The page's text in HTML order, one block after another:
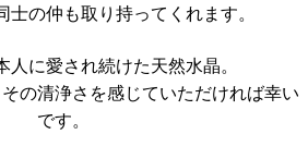
士の仲も取り持ってくれます。
人に愛され続けた天然水晶。
の清浄さを感じていただければ幸い
です。